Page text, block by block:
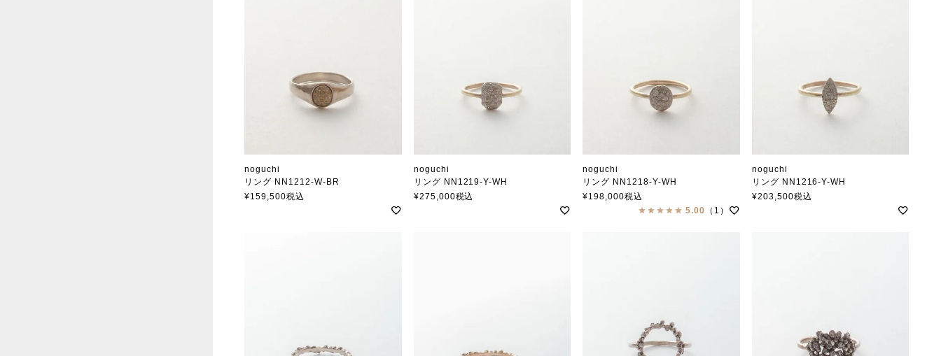
noguchi
リング NN1212-W-BR
ノグチ
¥159,500税込
noguchi
リング NN1219-Y-WH
ノグチ
¥275,000税込
noguchi
リング NN1218-Y-WH
ノグチ
¥198,000税込
5.00 （1）
noguchi
リング NN1216-Y-WH
ノグチ
¥203,500税込